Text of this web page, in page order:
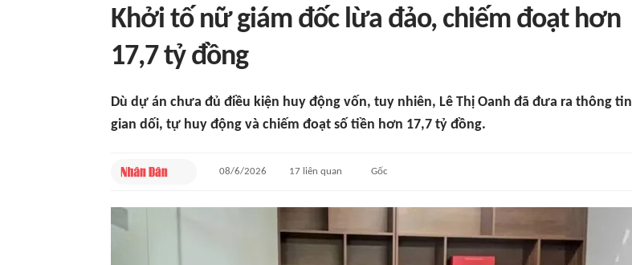
Khởi tố nữ giám đốc lừa đảo, chiếm đoạt hơn
17,7 tỷ đồng
Dù dự án chưa đủ điều kiện huy động vốn, tuy nhiên, Lê Thị Oanh đã đưa ra thông tin
gian dối, tự huy động và chiếm đoạt số tiền hơn 17,7 tỷ đồng.
08/6/2026 17 liên quan Gốc